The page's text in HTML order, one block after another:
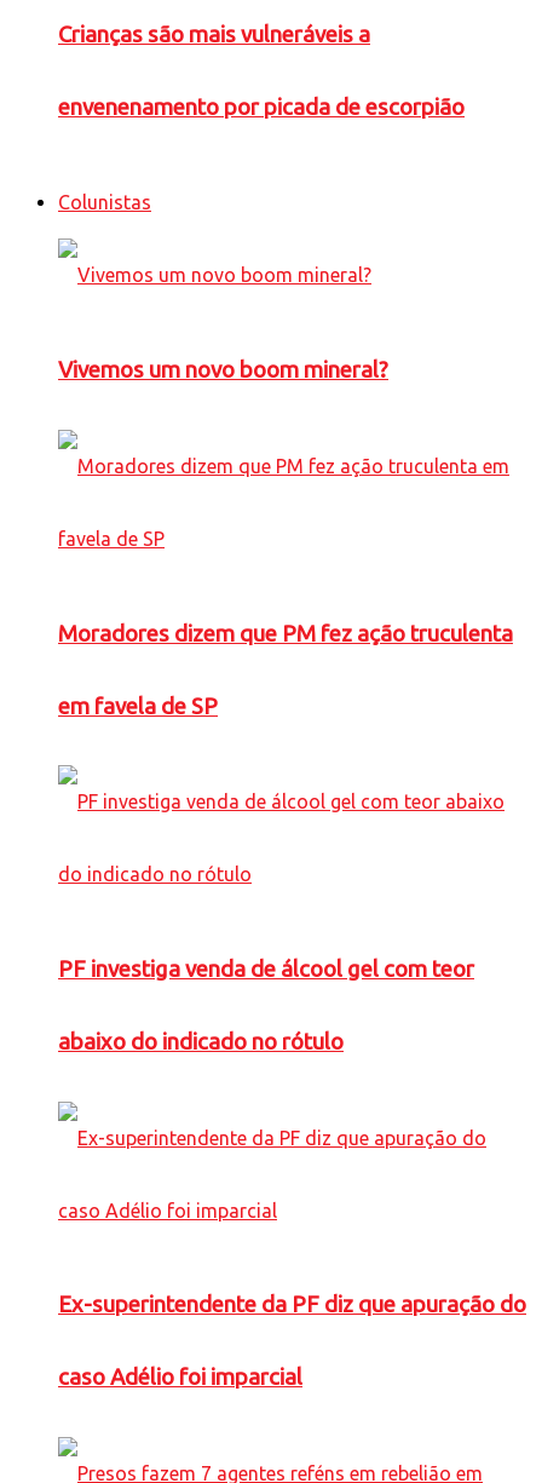
Crianças são mais vulneráveis a
envenenamento por picada de escorpião
Colunistas
Vivemos um novo boom mineral?
Moradores dizem que PM fez ação truculenta
em favela de SP
PF investiga venda de álcool gel com teor
abaixo do indicado no rótulo
Ex-superintendente da PF diz que apuração do
caso Adélio foi imparcial